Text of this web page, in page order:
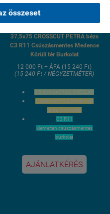
összeset
C3 R11 Csúszásmentes felület
37,5x75 CROSSCUT PETRA bézs
C3 R11 Csúszásmentes Medence
Körüli tér Burkolat
12 000 Ft + ÁFA (15 240 Ft)
(15 240 Ft / NÉGYZETMÉTER)
8,5 mm VASTAG GRESLAP
Medence körüli járótér, kerti
járda, kocsibálló
C3 R11
kiemelten csúszásmentes
burkolat
m2 gyári kiszerelés
Fagyálló
Lézervágott élcsiszolt oldalak
AJÁNLATKÉRÉS